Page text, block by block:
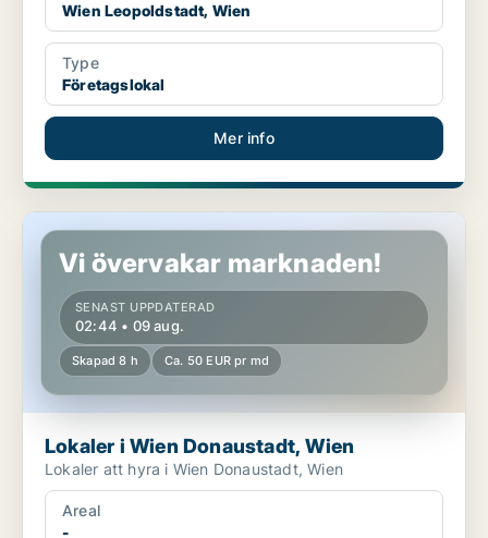
Wien Leopoldstadt, Wien
Type
Företagslokal
Mer info
Lokaler i Wien Donaustadt, Wien
Vi övervakar marknaden!
SENAST UPPDATERAD
02:44 • 09 aug.
Skapad 8 h Ca. 50 EUR pr md
Lokaler i Wien Donaustadt, Wien
Lokaler att hyra i Wien Donaustadt, Wien
Areal
-